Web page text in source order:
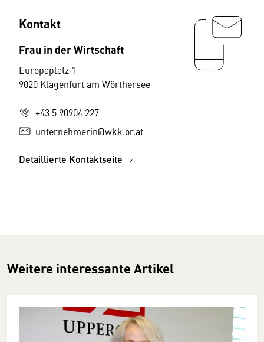
Kontakt
Frau in der Wirtschaft
Europaplatz 1
9020 Klagenfurt am Wörthersee
+43 5 90904 227
unternehmerin@wkk.or.at
Detaillierte Kontaktseite
Weitere interessante Artikel